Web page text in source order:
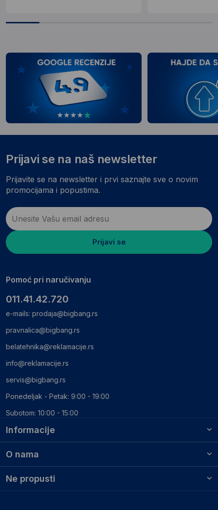
Informacije
O nama
Ne propusti
Prijavi se na naš newsletter
Prijavite se na newsletter i prvi saznajte sve o novim
promocijama i popustima.
Prijavi se
Pomoć pri naručivanju
011.41.42.720
e-mails: prodaja@bigbang.rs
pravnalica@bigbang.rs
belatehnika@reklamacije.rs
info@reklamacije.rs
servis@bigbang.rs
Ponedeljak - Petak: 9:00 - 19:00
Subotom: 10:00 - 15:00